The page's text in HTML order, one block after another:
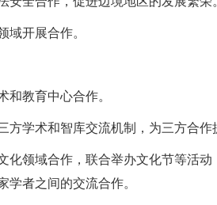
域开展合作。
和教育中心合作。
方学术和智库交流机制，为三方合作
化领域合作，联合举办文化节等活
学者之间的交流合作。